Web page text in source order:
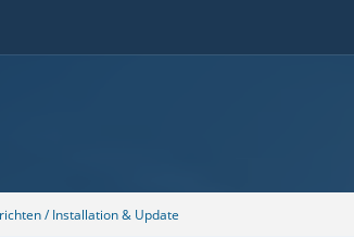
/ Installation & Update